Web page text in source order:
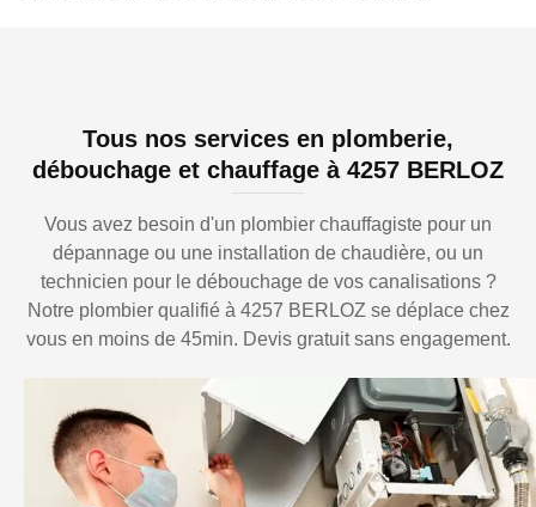
Tous nos services en plomberie,
débouchage et chauffage à 4257 BERLOZ
Vous avez besoin d'un plombier chauffagiste pour un
dépannage ou une installation de chaudière, ou un
technicien pour le débouchage de vos canalisations ?
Notre plombier qualifié à 4257 BERLOZ se déplace chez
vous en moins de 45min. Devis gratuit sans engagement.